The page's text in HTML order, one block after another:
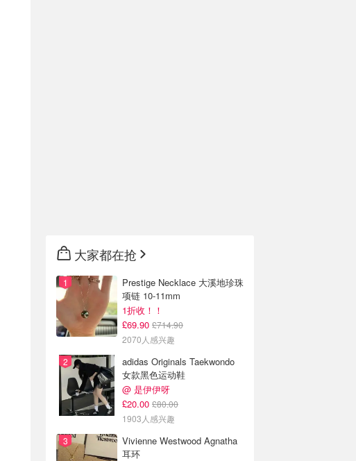
大家都在抢
Prestige Necklace 大溪地珍珠
项链 10-11mm
1折收！！
£69.90 £714.90
2070人感兴趣
adidas Originals Taekwondo
女款黑色运动鞋
@ 是伊伊呀
£20.00 £80.00
1903人感兴趣
Vivienne Westwood Agnatha
耳环